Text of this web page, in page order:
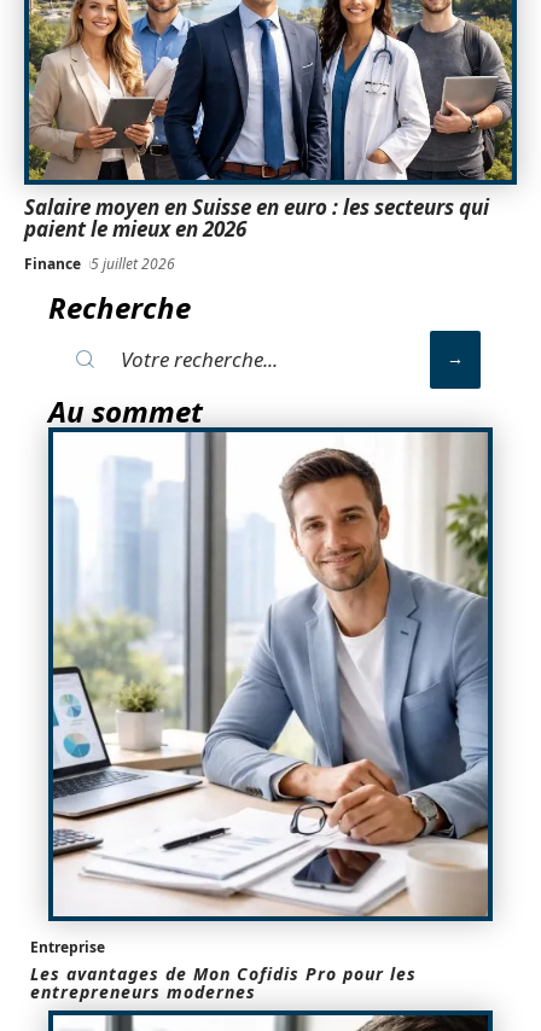
Salaire moyen en Suisse en euro : les secteurs qui
paient le mieux en 2026
Finance 5 juillet 2026
Recherche
Au sommet
Entreprise
Les avantages de Mon Cofidis Pro pour les
entrepreneurs modernes